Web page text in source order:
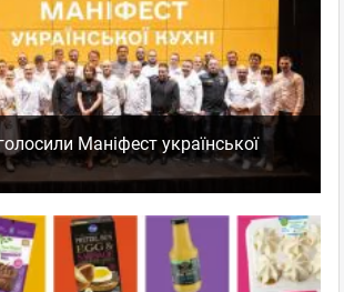
Маніфест української